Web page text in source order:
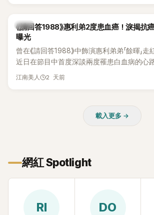
韓星
《請回答1988》惠利弟2度患血癌！淚揭抗
曝光
曾在《請回答1988》中飾演惠利弟弟「餘暉」走
近日在節目中首度深談兩度罹患白血病的心
病歲月時忍不住落淚，哽咽表示：「痛苦到連
江南美人 2 天前
載入更多 →
網紅 Spotlight
RI DO